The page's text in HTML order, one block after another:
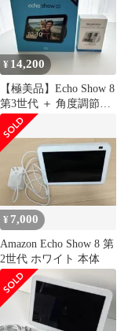
Ag+ 抗菌 抗ウイルス
高光沢
¥ 14,200
【極美品】Echo Show 8
第3世代 ＋ 角度調節給
電スタンド セット
¥ 7,000
Amazon Echo Show 8 第
2世代 ホワイト 本体